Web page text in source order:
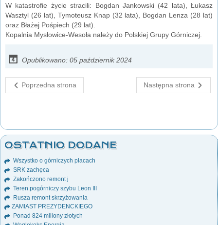
W katastrofie życie stracili: Bogdan Jankowski (42 lata), Łukasz
Wasztyl (26 lat), Tymoteusz Knap (32 lata), Bogdan Lenza (28 lat)
oraz Błażej Pośpiech (29 lat).
Kopalnia Mysłowice-Wesoła należy do Polskiej Grupy Górniczej.
Opublikowano: 05 październik 2024
Poprzedna strona Następna strona
OSTATNIO DODANE
Wszystko o górniczych płacach
SRK zachęca
Zakończono remont j
Teren pogórniczy szybu Leon III
Rusza remont skrzyżowania
ZAMIAST PREZYDENCKIEGO
Ponad 824 miliony złotych